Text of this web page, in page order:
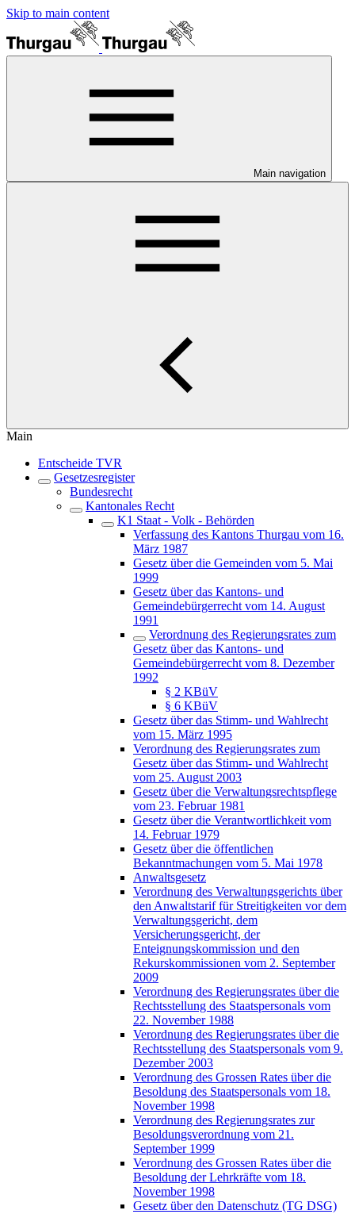
Skip to main content
Main navigation
Main
Entscheide TVR
Gesetzesregister
Bundesrecht
Kantonales Recht
K1 Staat - Volk - Behörden
Verfassung des Kantons Thurgau vom 16.
März 1987
Gesetz über die Gemeinden vom 5. Mai
1999
Gesetz über das Kantons- und
Gemeindebürgerrecht vom 14. August
1991
Verordnung des Regierungsrates zum
Gesetz über das Kantons- und
Gemeindebürgerrecht vom 8. Dezember
1992
§ 2 KBüV
§ 6 KBüV
Gesetz über das Stimm- und Wahlrecht
vom 15. März 1995
Verordnung des Regierungsrates zum
Gesetz über das Stimm- und Wahlrecht
vom 25. August 2003
Gesetz über die Verwaltungsrechtspflege
vom 23. Februar 1981
Gesetz über die Verantwortlichkeit vom
14. Februar 1979
Gesetz über die öffentlichen
Bekanntmachungen vom 5. Mai 1978
Anwaltsgesetz
Verordnung des Verwaltungsgerichts über
den Anwaltstarif für Streitigkeiten vor dem
Verwaltungsgericht, dem
Versicherungsgericht, der
Enteignungskommission und den
Rekurskommissionen vom 2. September
2009
Verordnung des Regierungsrates über die
Rechtsstellung des Staatspersonals vom
22. November 1988
Verordnung des Regierungsrates über die
Rechtsstellung des Staatspersonals vom 9.
Dezember 2003
Verordnung des Grossen Rates über die
Besoldung des Staatspersonals vom 18.
November 1998
Verordnung des Regierungsrates zur
Besoldungsverordnung vom 21.
September 1999
Verordnung des Grossen Rates über die
Besoldung der Lehrkräfte vom 18.
November 1998
Gesetz über den Datenschutz (TG DSG)